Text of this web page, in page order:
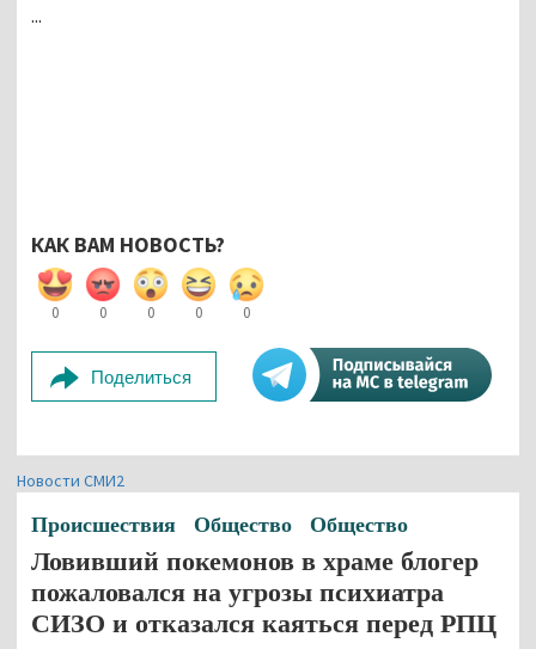
...
КАК ВАМ НОВОСТЬ?
0 0 0 0 0
Поделиться
Новости СМИ2
Происшествия Общество Общество
Ловивший покемонов в храме блогер
пожаловался на угрозы психиатра
СИЗО и отказался каяться перед РПЦ